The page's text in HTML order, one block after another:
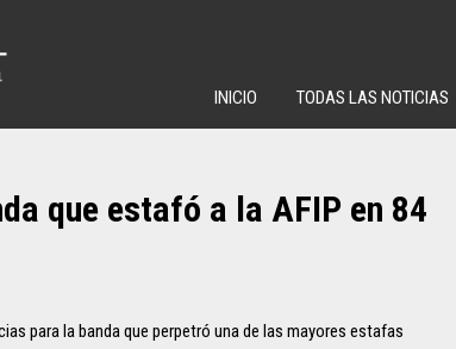
INICIO TODAS LAS NOTICIAS
que estafó a la AFIP en 84
para la banda que perpetró una de las mayores estafas